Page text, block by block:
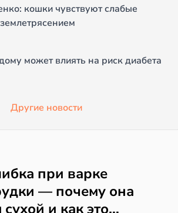
кошки чувствуют слабые
может влиять на риск диабета
Другие новости
при варке
— почему она
и как это